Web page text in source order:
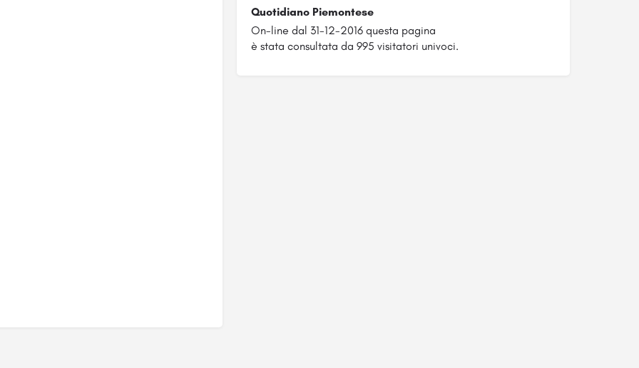
Quotidiano Piemontese
On-line dal 31-12-2016 questa pagina
è stata consultata da 995 visitatori univoci.